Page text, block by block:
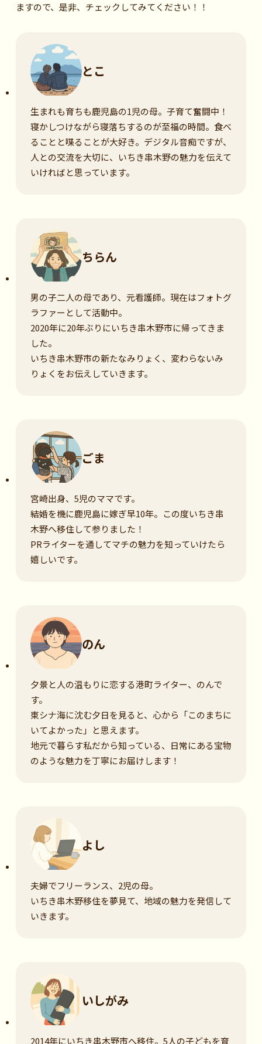
ますので、是非、チェックしてみてください！！
とこ
生まれも育ちも鹿児島の1児の母。子育て奮闘中！
寝かしつけながら寝落ちするのが至福の時間。食べ
ることと喋ることが大好き。デジタル音痴ですが、
人との交流を大切に、いちき串木野の魅力を伝えて
いければと思っています。
ちらん
男の子二人の母であり、元看護師。現在はフォトグ
ラファーとして活動中。
2020年に20年ぶりにいちき串木野市に帰ってきま
した。
いちき串木野市の新たなみりょく、変わらないみ
りょくをお伝えしていきます。
ごま
宮崎出身、5児のママです。
結婚を機に鹿児島に嫁ぎ早10年。この度いちき串
木野へ移住して参りました！
PRライターを通してマチの魅力を知っていけたら
嬉しいです。
のん
夕景と人の温もりに恋する港町ライター、のんで
す。
東シナ海に沈む夕日を見ると、心から「このまちに
いてよかった」と思えます。
地元で暮らす私だから知っている、日常にある宝物
のような魅力を丁寧にお届けします！
よし
夫婦でフリーランス、2児の母。
いちき串木野移住を夢見て、地域の魅力を発信して
いきます。
いしがみ
2014年にいちき串木野市へ移住。5人の子どもを育